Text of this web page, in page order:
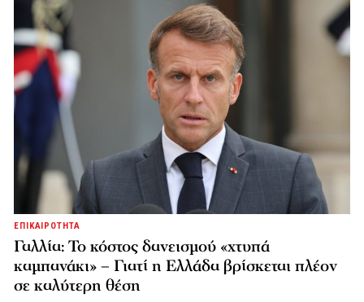
ΕΠΙΚΑΙΡΟΤΗΤΑ
Γαλλία: Το κόστος δανεισμού «χτυπά
καμπανάκι» – Γιατί η Ελλάδα βρίσκεται πλέον
σε καλύτερη θέση